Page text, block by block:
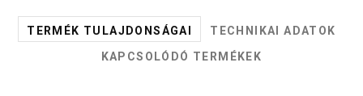
TERMÉK TULAJDONSÁGAI
TECHNIKAI ADATOK
KAPCSOLÓDÓ TERMÉKEK